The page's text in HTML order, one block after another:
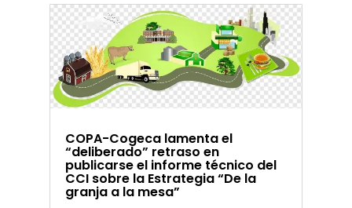
COPA-Cogeca lamenta el
“deliberado” retraso en
publicarse el informe técnico del
CCI sobre la Estrategia “De la
granja a la mesa”